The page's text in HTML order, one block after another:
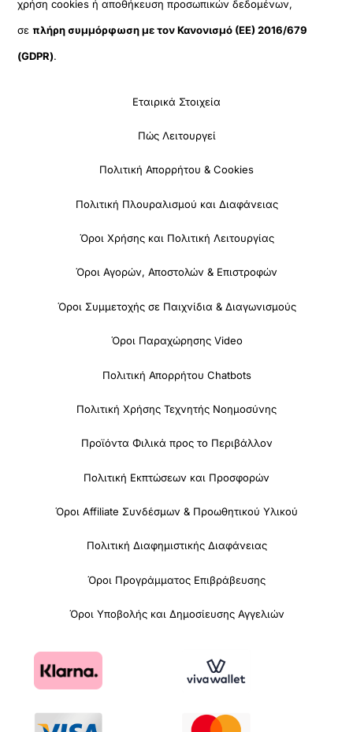
χρήση cookies ή αποθήκευση προσωπικών δεδομένων,
σεπλήρη συμμόρφωση με τον Κανονισμό (ΕΕ) 2016/679
(GDPR).
Εταιρικά Στοιχεία
Πώς Λειτουργεί
Πολιτική Απορρήτου & Cookies
Πολιτική Πλουραλισμού και Διαφάνειας
Όροι Χρήσης και Πολιτική Λειτουργίας
Όροι Αγορών, Αποστολών & Επιστροφών
Όροι Συμμετοχής σε Παιχνίδια & Διαγωνισμούς
Όροι Παραχώρησης Video
Πολιτική Απορρήτου Chatbots
Πολιτική Χρήσης Τεχνητής Νοημοσύνης
Προϊόντα Φιλικά προς το Περιβάλλον
Πολιτική Εκπτώσεων και Προσφορών
Όροι Affiliate Συνδέσμων & Προωθητικού Υλικού
Πολιτική Διαφημιστικής Διαφάνειας
Όροι Προγράμματος Επιβράβευσης
Όροι Υποβολής και Δημοσίευσης Αγγελιών